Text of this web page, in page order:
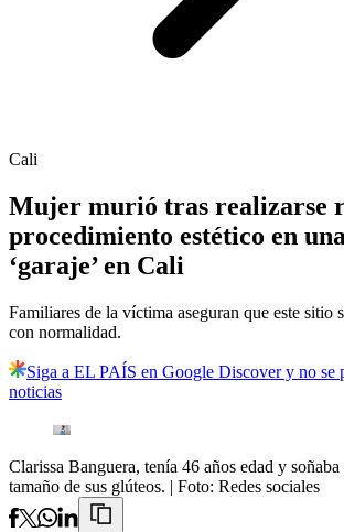
Cali
Mujer murió tras realizarse
procedimiento estético en
‘garaje’ en Cali
Familiares de la víctima aseguran que este sitio
con normalidad.
Siga a EL PAÍS en Google Discover y no se
noticias
Clarissa Banguera, tenía 46 años edad y
tamaño de sus glúteos. | Foto: Redes sociales